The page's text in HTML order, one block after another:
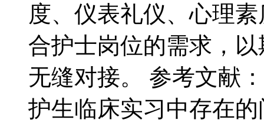
度、仪表礼仪、心理
合护士岗位的需求，
无缝对接。 参考文献
护生临床实习中存在